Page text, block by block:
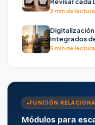
3 min de lectura
Digitalización
Integrados
5 min de lectura
FUNCIÓN
Módulos para